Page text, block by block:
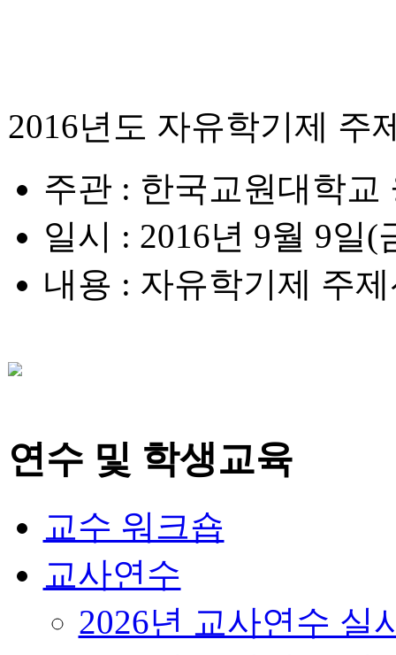
2016년도 자유학기제 주
주관 : 한국교원대학교
일시 : 2016년 9월 9일(
내용 : 자유학기제 주
연수 및 학생교육
교수 워크숍
교사연수
2026년 교사연수 실